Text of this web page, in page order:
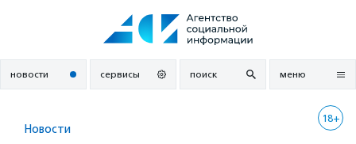
новости сервисы поиск меню
18+
Новости